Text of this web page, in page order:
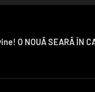
O NOUĂ SEARĂ ÎN